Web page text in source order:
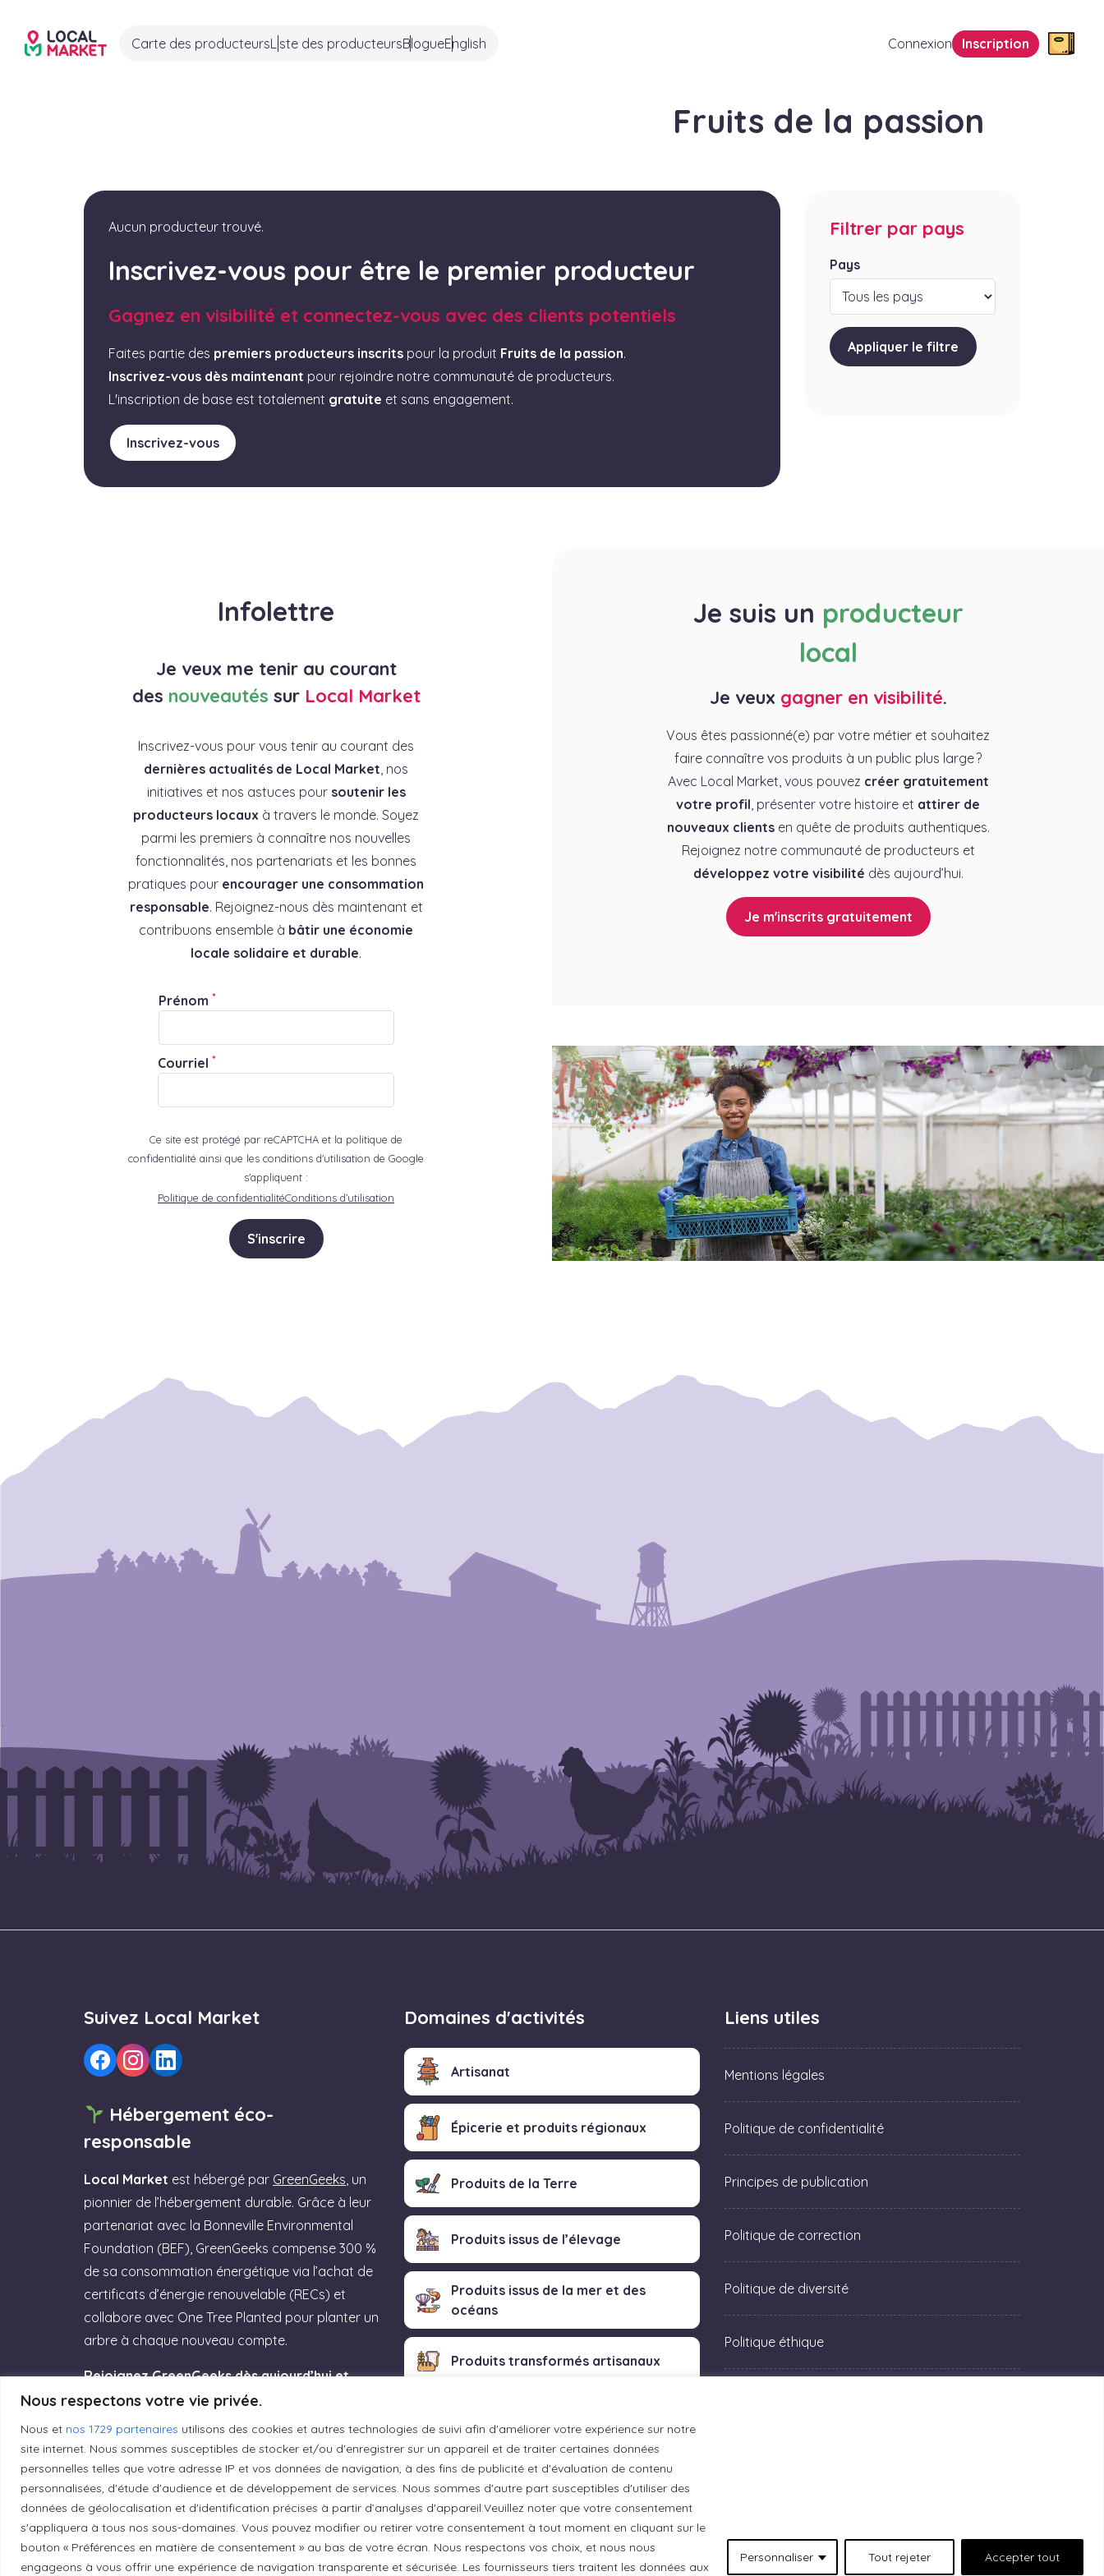
Nous respectons votre vie privée.
Nous et nos 1729 partenaires utilisons des cookies et autres technologies de suivi afin d'améliorer votre expérience sur notre
site internet. Nous sommes susceptibles de stocker et/ou d'enregistrer sur un appareil et de traiter certaines données
personnelles telles que votre adresse IP et vos données de navigation, à des fins de publicité et d'évaluation de contenu
personnalisées, d'étude d'audience et de développement de services. Nous sommes d'autre part susceptibles d'utiliser des
données de géolocalisation et d'identification précises à partir d’analyses d'appareil.Veuillez noter que votre consentement
s'appliquera à tous nos sous-domaines. Vous pouvez modifier ou retirer votre consentement à tout moment en cliquant sur le
bouton « Préférences en matière de consentement » au bas de votre écran. Nous respectons vos choix, et nous nous
engageons à vous offrir une expérience de navigation transparente et sécurisée. Les fournisseurs tiers traitent les données aux
Personnaliser Tout rejeter Accepter tout
Carte des producteursListe des producteursBlogueEnglish Connexion Inscription
Fruits de la passion
Aucun producteur trouvé.
Inscrivez-vous pour être le premier producteur
Gagnez en visibilité et connectez-vous avec des clients potentiels
Faites partie des premiers producteurs inscrits pour la produit Fruits de la passion.
Inscrivez-vous dès maintenant pour rejoindre notre communauté de producteurs.
L'inscription de base est totalement gratuite et sans engagement.
Inscrivez-vous
Filtrer par pays
Pays
Appliquer le filtre
Infolettre
Je veux me tenir au courant
des nouveautés sur Local Market
Inscrivez-vous pour vous tenir au courant des
dernières actualités de Local Market , nos
initiatives et nos astuces pour soutenir les
producteurs locaux à travers le monde. Soyez
parmi les premiers à connaître nos nouvelles
fonctionnalités, nos partenariats et les bonnes
pratiques pour encourager une consommation
responsable. Rejoignez-nous dès maintenant et
contribuons ensemble à bâtir une économie
locale solidaire et durable.
Prénom *
Courriel *
Ce site est protégé par reCAPTCHA et la politique de
confidentialité ainsi que les conditions d'utilisation de Google
s'appliquent :
Politique de confidentialitéConditions d’utilisation
S'inscrire
Je suis un producteur
local
Je veux gagner en visibilité.
Vous êtes passionné(e) par votre métier et souhaitez
faire connaître vos produits à un public plus large ?
Avec Local Market, vous pouvez créer gratuitement
votre profil, présenter votre histoire et attirer de
nouveaux clientsen quête de produits authentiques.
Rejoignez notre communauté de producteurs et
développez votre visibilité dès aujourd’hui.
Je m'inscrits gratuitement
Suivez Local Market
Hébergement éco-
responsable
Local Market est hébergé par GreenGeeks, un
pionnier de l’hébergement durable. Grâce à leur
partenariat avec la Bonneville Environmental
Foundation (BEF), GreenGeeks compense 300 %
de sa consommation énergétique via l’achat de
certificats d’énergie renouvelable (RECs) et
collabore avec One Tree Planted pour planter un
arbre à chaque nouveau compte.
Rejoignez GreenGeeks dès aujourd’hui et
offrez à votre site un hébergement labellisé «
Green Web Hosting » performant qui
respecte la planète ! (Lien affilié)
Essayez GreenGeeks
Domaines d'activités
Artisanat
Épicerie et produits régionaux
Produits de la Terre
Produits issus de l’élevage
Produits issus de la mer et des
océans
Produits transformés artisanaux
Liens utiles
Mentions légales
Politique de confidentialité
Principes de publication
Politique de correction
Politique de diversité
Politique éthique